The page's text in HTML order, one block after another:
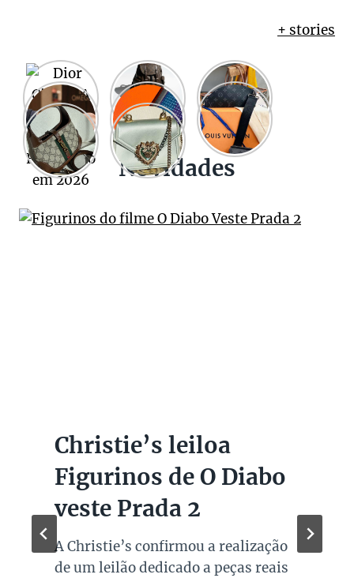
+ stories
Novidades
Christie’s leiloa
Figurinos de O Diabo
veste Prada 2
A Christie’s confirmou a realização
de um leilão dedicado a peças reais